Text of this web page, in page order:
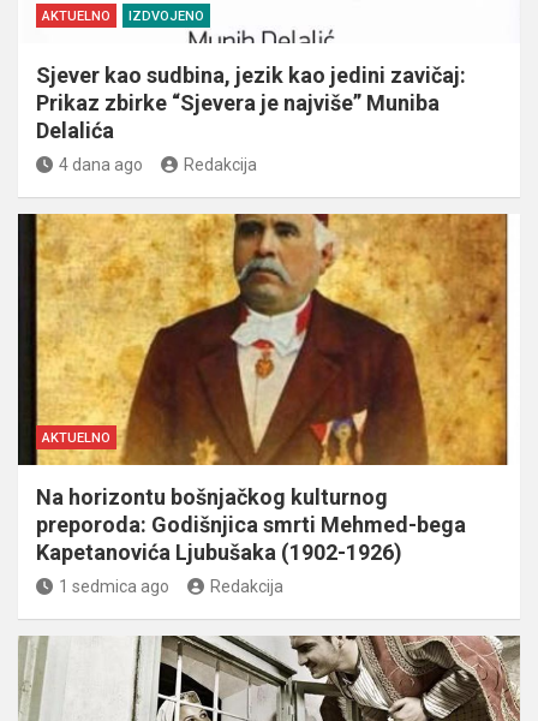
AKTUELNO IZDVOJENO
Sjever kao sudbina, jezik kao jedini zavičaj:
Prikaz zbirke “Sjevera je najviše” Muniba
Delalića
4 dana ago Redakcija
AKTUELNO
Na horizontu bošnjačkog kulturnog
preporoda: Godišnjica smrti Mehmed-bega
Kapetanovića Ljubušaka (1902-1926)
1 sedmica ago Redakcija